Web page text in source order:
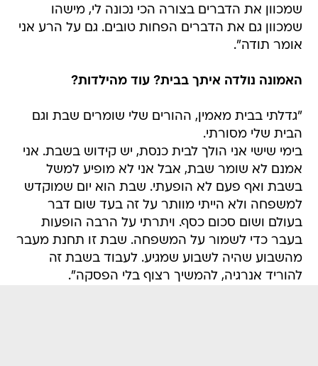
שמכוון את הדברים בצורה הכי נכונה לי, מישהו
שמכוון גם את הדברים הפחות טובים. גם על הרע אני
אומר תודה".
האמונה נולדה איתך בבית? עוד מהילדות?
"גדלתי בבית מאמין, ההורים שלי שומרים שבת וגם
הבית שלי מסורתי.
בימי שישי אני הולך לבית כנסת, יש קידוש בשבת. אני
אמנם לא שומר שבת, אבל אני לא מופיע למשל
בשבת ואף פעם לא הופעתי. שבת הוא יום שמוקדש
למשפחה ולא הייתי מוותר על זה בעד שום דבר
בעולם ושום סכום כסף. ויתרתי על הרבה הופעות
בעבר כדי לשמור על המשפחה. שבת זו תחנת מעבר
מהשבוע שהיה לשבוע שמגיע. לעבוד בשבת זה
להוריד אנרגיה, להמשיך רצוף בלי הפסקה".